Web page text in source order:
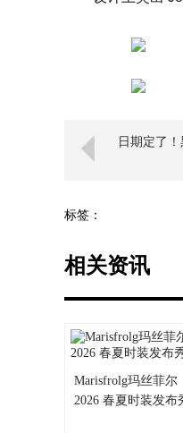
日期定了
标签：
相关资讯
Marisfrolg玛丝菲尔
2026 春夏时装发布